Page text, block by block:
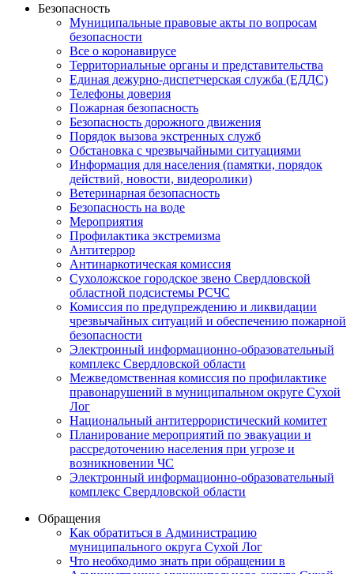
Безопасность
Муниципальные правовые акты по вопросам
безопасности
Все о коронавирусе
Территориальные органы и представительства
Единая дежурно-диспетчерская служба (ЕДДС)
Телефоны доверия
Пожарная безопасность
Безопасность дорожного движения
Порядок вызова экстренных служб
Обстановка с чрезвычайными ситуациями
Информация для населения (памятки, порядок
действий, новости, видеоролики)
Ветеринарная безопасность
Безопасность на воде
Мероприятия
Профилактика экстремизма
Антитеррор
Антинаркотическая комиссия
Сухоложское городское звено Свердловской
областной подсистемы РСЧС
Комиссия по предупреждению и ликвидации
чрезвычайных ситуаций и обеспечению пожарной
безопасности
Электронный информационно-образовательный
комплекс Cвердловской области
Межведомственная комиссия по профилактике
правонарушений в муниципальном округе Сухой
Лог
Национальный антитеррористический комитет
Планирование мероприятий по эвакуации и
рассредоточению населения при угрозе и
возникновении ЧС
Электронный информационно-образовательный
комплекс Свердловской области
Обращения
Как обратиться в Администрацию
муниципального округа Сухой Лог
Что необходимо знать при обращении в